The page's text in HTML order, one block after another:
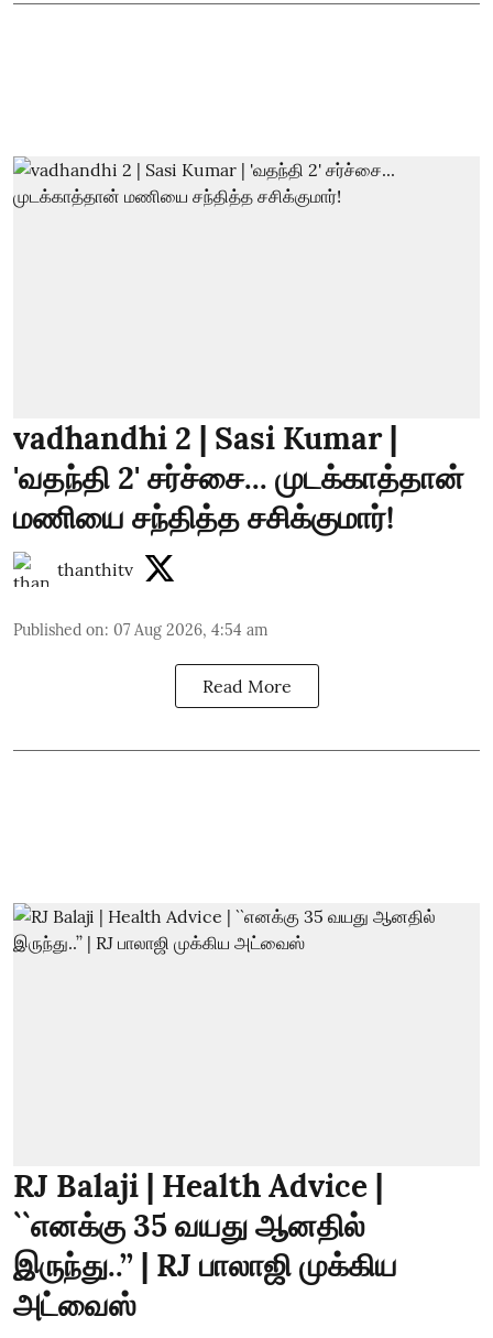
vadhandhi 2 | Sasi Kumar |
'வதந்தி 2' சர்ச்சை... முடக்காத்தான்
மணியை சந்தித்த சசிக்குமார்!
thanthitv
Published on: 07 Aug 2026, 4:54 am
Read More
RJ Balaji | Health Advice |
``எனக்கு 35 வயது ஆனதில்
இருந்து..’’ | RJ பாலாஜி முக்கிய
அட்வைஸ்